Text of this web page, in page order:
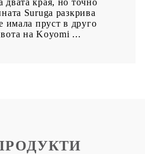
двата края, но точно
Suruga разкрива
имала пруст в друго
на Koyomi ...